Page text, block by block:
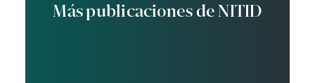
Más publicaciones de NITID